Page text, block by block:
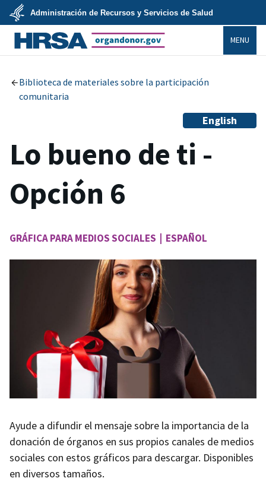
Skip
main
content
U.S.
Department
of
Health
Services
Administración de Recursos y Servicios de Salud
MENU
Biblioteca de materiales sobre la participación
comunitaria
English
Lo bueno de ti -
Opción 6
GRÁFICA PARA MEDIOS SOCIALES | ESPAÑOL
Image
Ayude a difundir el mensaje sobre la importancia de la
donación de órganos en sus propios canales de medios
sociales con estos gráficos para descargar. Disponibles
en diversos tamaños.